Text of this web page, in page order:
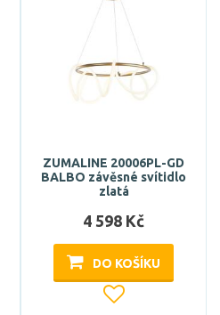
ZUMALINE 20006PL-GD
BALBO závěsné svítidlo
zlatá
4 598 Kč
DO KOŠÍKU